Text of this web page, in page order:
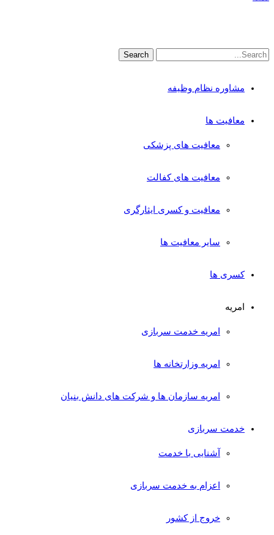
مشاوره نظام وظیفه
معافیت ها
معافیت های پزشکی
معافیت های کفالت
معافیت و کسری ایثارگری
سایر معافیت ها
کسری ها
امریه
امریه خدمت سربازی
امریه وزارتخانه ها
امریه سازمان ها و شرکت های دانش بنیان
خدمت سربازی
آشنایی با خدمت
اعزام به خدمت سربازی
خروج از کشور